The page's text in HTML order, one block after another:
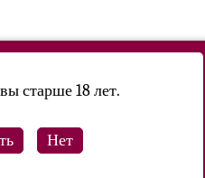
интимная игра будет еще
старше 18 лет.